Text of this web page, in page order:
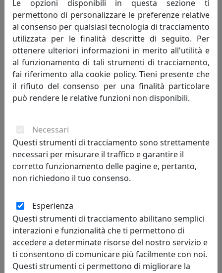
Potrebbero interessarti
Arti e Mestieri
Le opzioni disponibili in questa sezione ti
permettono di personalizzare le preferenze relative
al consenso per qualsiasi tecnologia di tracciamento
utilizzata per le finalità descritte di seguito. Per
ottenere ulteriori informazioni in merito all'utilità e
al funzionamento di tali strumenti di tracciamento,
fai riferimento alla cookie policy. Tieni presente che
il rifiuto del consenso per una finalità particolare
può rendere le relative funzioni non disponibili.
Necessari
Questi strumenti di tracciamento sono strettamente
necessari per misurare il traffico e garantire il
corretto funzionamento delle pagine e, pertanto,
non richiedono il tuo consenso.
Esperienza
Questi strumenti di tracciamento abilitano semplici
interazioni e funzionalità che ti permettono di
accedere a determinate risorse del nostro servizio e
ti consentono di comunicare più facilmente con noi.
Questi strumenti ci permettono di migliorare la